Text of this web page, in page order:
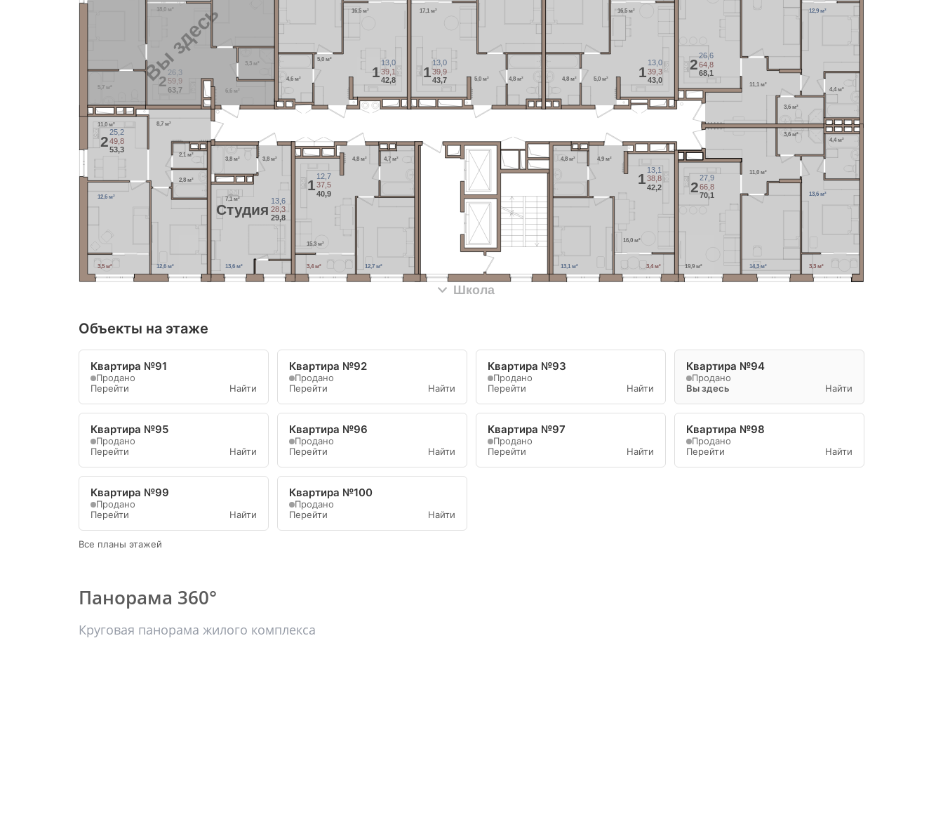
12,7 м²
4,7 м²
15,3 м²
4,8 м²
3,4 м²
1
12,7
37,5
40,9
3,8 м² 3,8 м²
13,6 м²
7,1 м²
Cтудия
13,6
28,3
29,8
2,1 м²
3,5 м²
12,6 м²
12,6 м²
11,0 м² 8,7 м²
2,8 м²
2
25,2
49,8
53,3
5,7 м²
3,3 м²
18,0 м²
6,6 м²
2
26,3
59,9
63,7
4,6 м²
5,0 м²
16,5 м²
1
13,0
39,1
42,8 4,8 м²
5,0 м²
17,1 м²
1
13,0
39,9
43,7 4,8 м² 5,0 м²
16,5 м²
1
13,0
39,3
43,0
12,9 м²
3,6 м²
4,4 м²
11,1 м²
2
26,6
64,8
68,1
19,9 м²
13,6 м²
3,6 м²
4,4 м²
14,3 м²
11,0 м²
3,3 м²
2
27,9
66,8
70,1
3,4 м²
13,1 м²
4,8 м² 4,9 м²
16,0 м²
1
13,1
38,8
42,2
Вы здесь
Школа
Объекты на этаже
Квартира №91
Продано
Перейти
Найти
Квартира №92
Продано
Перейти
Найти
Квартира №93
Продано
Перейти
Найти
Квартира №94
Продано
Вы здесь
Найти
Квартира №95
Продано
Перейти
Найти
Квартира №96
Продано
Перейти
Найти
Квартира №97
Продано
Перейти
Найти
Квартира №98
Продано
Перейти
Найти
Квартира №99
Продано
Перейти
Найти
Квартира №100
Продано
Перейти
Найти
Все планы этажей
Панорама 360°
Круговая панорама жилого комплекса